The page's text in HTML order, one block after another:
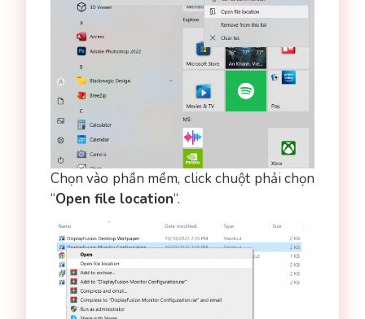
Chọn vào phần mềm, click chuột phải chọn
“Open file location“.